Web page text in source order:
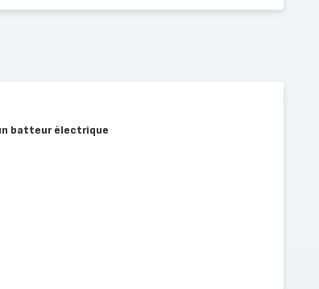
batteur électrique